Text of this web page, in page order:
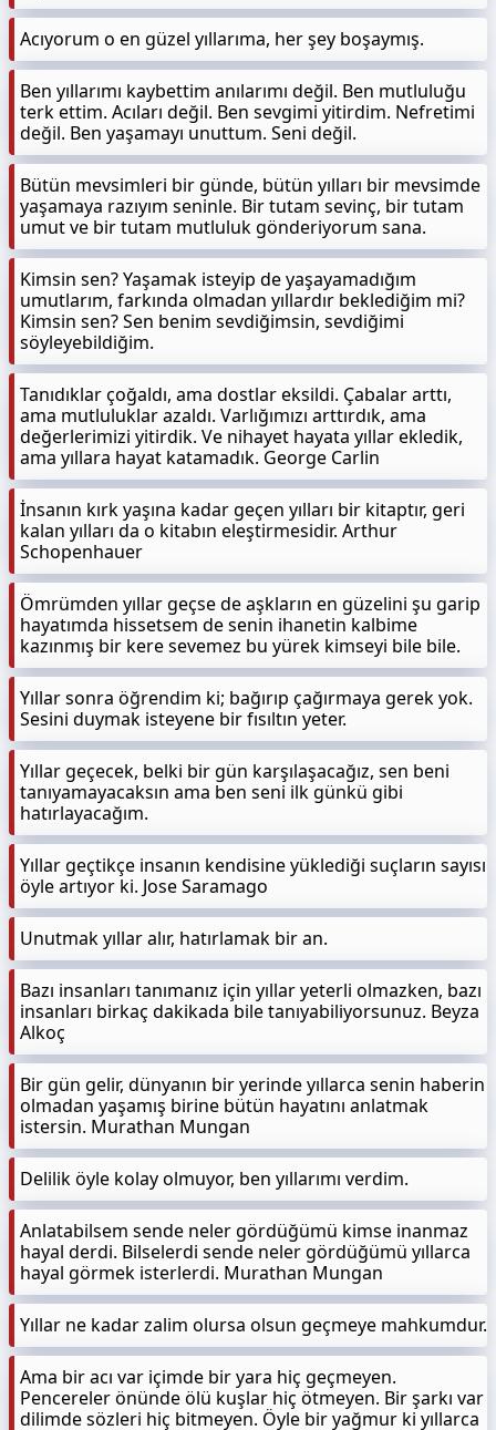
Acıyorum o en güzel yıllarıma, her şey boşaymış.
Ben yıllarımı kaybettim anılarımı değil. Ben mutluluğu
terk ettim. Acıları değil. Ben sevgimi yitirdim. Nefretimi
değil. Ben yaşamayı unuttum. Seni değil.
Bütün mevsimleri bir günde, bütün yılları bir mevsimde
yaşamaya razıyım seninle. Bir tutam sevinç, bir tutam
umut ve bir tutam mutluluk gönderiyorum sana.
Kimsin sen? Yaşamak isteyip de yaşayamadığım
umutlarım, farkında olmadan yıllardır beklediğim mi?
Kimsin sen? Sen benim sevdiğimsin, sevdiğimi
söyleyebildiğim.
Tanıdıklar çoğaldı, ama dostlar eksildi. Çabalar arttı,
ama mutluluklar azaldı. Varlığımızı arttırdık, ama
değerlerimizi yitirdik. Ve nihayet hayata yıllar ekledik,
ama yıllara hayat katamadık. George Carlin
İnsanın kırk yaşına kadar geçen yılları bir kitaptır, geri
kalan yılları da o kitabın eleştirmesidir. Arthur
Schopenhauer
Ömrümden yıllar geçse de aşkların en güzelini şu garip
hayatımda hissetsem de senin ihanetin kalbime
kazınmış bir kere sevemez bu yürek kimseyi bile bile.
Yıllar sonra öğrendim ki; bağırıp çağırmaya gerek yok.
Sesini duymak isteyene bir fısıltın yeter.
Yıllar geçecek, belki bir gün karşılaşacağız, sen beni
tanıyamayacaksın ama ben seni ilk günkü gibi
hatırlayacağım.
Yıllar geçtikçe insanın kendisine yüklediği suçların sayısı
öyle artıyor ki. Jose Saramago
Unutmak yıllar alır, hatırlamak bir an.
Bazı insanları tanımanız için yıllar yeterli olmazken, bazı
insanları birkaç dakikada bile tanıyabiliyorsunuz. Beyza
Alkoç
Bir gün gelir, dünyanın bir yerinde yıllarca senin haberin
olmadan yaşamış birine bütün hayatını anlatmak
istersin. Murathan Mungan
Delilik öyle kolay olmuyor, ben yıllarımı verdim.
Anlatabilsem sende neler gördüğümü kimse inanmaz
hayal derdi. Bilselerdi sende neler gördüğümü yıllarca
hayal görmek isterlerdi. Murathan Mungan
Yıllar ne kadar zalim olursa olsun geçmeye mahkumdur.
Ama bir acı var içimde bir yara hiç geçmeyen.
Pencereler önünde ölü kuşlar hiç ötmeyen. Bir şarkı var
dilimde sözleri hiç bitmeyen. Öyle bir yağmur ki yıllarca